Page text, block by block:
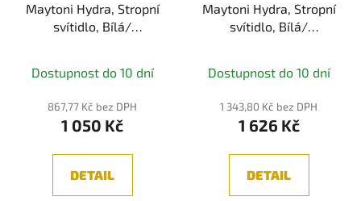
Maytoni Hydra, Stropní
svítidlo, Bílá/
Dostupnost do 10 dní
867,77 Kč bez DPH
1 050 Kč
DETAIL
Maytoni Hydra, Stropní
svítidlo, Bílá/
Dostupnost do 10 dní
1 343,80 Kč bez DPH
1 626 Kč
DETAIL